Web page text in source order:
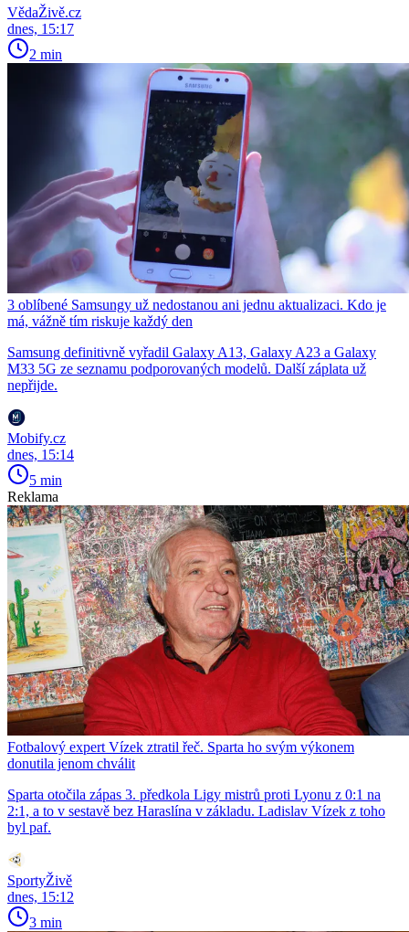
VědaŽivě.cz
dnes, 15:17
2 min
3 oblíbené Samsungy už nedostanou ani jednu aktualizaci. Kdo je
má, vážně tím riskuje každý den
Samsung definitivně vyřadil Galaxy A13, Galaxy A23 a Galaxy
M33 5G ze seznamu podporovaných modelů. Další záplata už
nepřijde.
Mobify.cz
dnes, 15:14
5 min
Reklama
Fotbalový expert Vízek ztratil řeč. Sparta ho svým výkonem
donutila jenom chválit
Sparta otočila zápas 3. předkola Ligy mistrů proti Lyonu z 0:1 na
2:1, a to v sestavě bez Haraslína v základu. Ladislav Vízek z toho
byl paf.
SportyŽivě
dnes, 15:12
3 min